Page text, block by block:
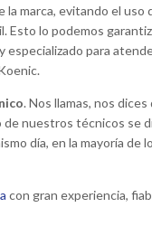
marca, evitando el uso
Esto lo podemos
para
. Nos llamas, nos
nuestros técnicos se
día, en la mayoría de
con gran experiencia,
se amontonaba la ropa y